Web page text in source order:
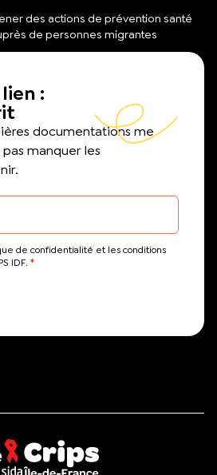
des actions de prévention santé
de personnes migrantes
:
documentations me
manquer les
de confidentialité et les conditions
IDF. *